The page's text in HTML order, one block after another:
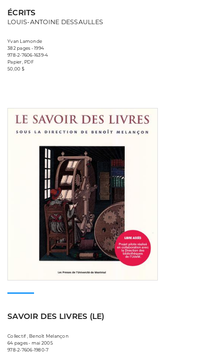
ÉCRITS
LOUIS-ANTOINE DESSAULLES
Yvan Lamonde
382 pages • 1994
978-2-7606-1639-4
Papier, PDF
50,00 $
SAVOIR DES LIVRES (LE)
Collectif , Benoît Melançon
64 pages • mai 2005
978-2-7606-1980-7